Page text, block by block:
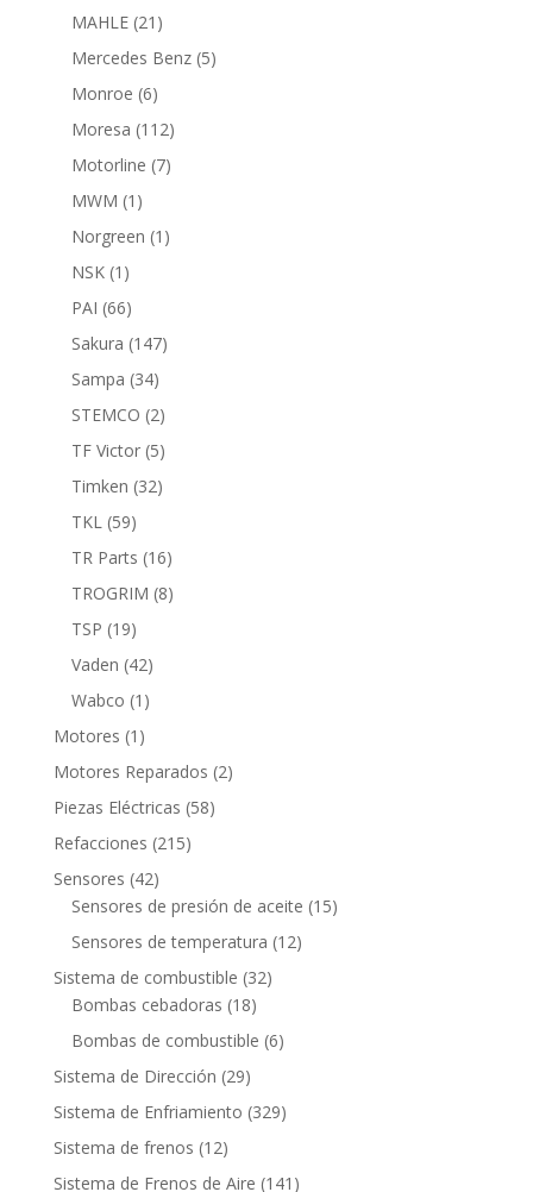
productos
MAHLE 21 21
productos
Mercedes Benz 55
Monroe 66
productos
Moresa 112112
productos
Motorline 77
MWM 1 1
producto
Norgreen 1 1
NSK 1 1
producto
PAI 6666
productos
Sakura 147147
Sampa 3434
productos
STEMCO 22
productos
TF Victor 55
productos
Timken 3232
TKL 5959
productos
TR Parts 1616
productos
TROGRIM 88
TSP 1919
productos
Vaden 4242
productos
Wabco 1 1
producto
Motores 1 1
producto
Motores Reparados 22
Piezas Eléctricas 5858
Refacciones 215215
Sensores 4242
productos
Sensores de presión de aceite 1515
Sensores de temperatura 1212
Sistema de combustible 3232
Bombas cebadoras 1818
productos
Bombas de combustible 66
Sistema de Dirección 2929
productos
Sistema de Enfriamiento 329329
Sistema de frenos 1212
productos
Sistema de Frenos de Aire 141 141